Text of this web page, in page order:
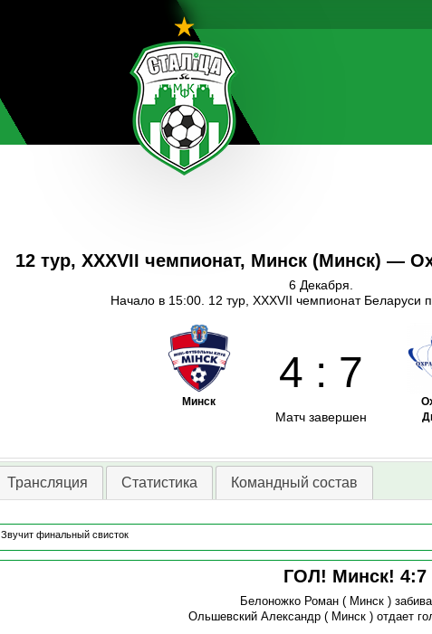
12 тур, XXXVII чемпионат, Минск (Минск) —
6 Декабря.
Начало в 15:00. 12 тур, XXXVII чемпионат Беларуси
Минск
4 : 7
Матч завершен
Трансляция Статистика Командный состав
Звучит финальный свисток
ГОЛ! Минск! 4:7
Белоножко Роман ( Минск )
Ольшевский Александр( Минск ) отдает